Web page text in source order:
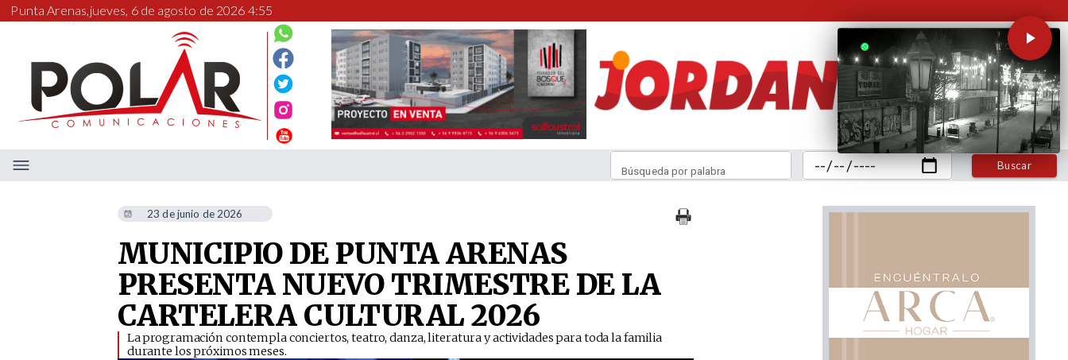
Punta Arenas,jueves, 6 de agosto de 2026 4:55
Buscar
Búsqueda por palabra
23 de junio de 2026
MUNICIPIO DE PUNTA ARENAS
PRESENTA NUEVO TRIMESTRE DE LA
CARTELERA CULTURAL 2026
La programación contempla conciertos, teatro, danza, literatura y actividades para toda la familia
durante los próximos meses.